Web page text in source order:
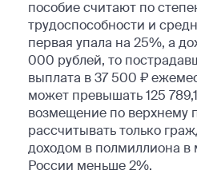
пособие считают по
трудоспособности и
первая упала на 25%, а
000 рублей, то
выплата в 37 500 ₽
может превышать 125
возмещение по верхнему
рассчитывать только
доходом в полмиллиона в
России меньше 2%.